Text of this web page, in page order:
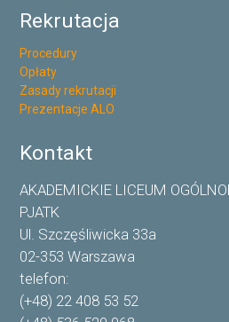
Rekrutacja
Procedury
Opłaty
Zasady rekrutacji
Prezentacje ALO
Kontakt
AKADEMICKIE LICEUM
PJATK
Ul. Szczęśliwicka 33a
02-353 Warszawa
telefon:
(+48) 22 408 53 52